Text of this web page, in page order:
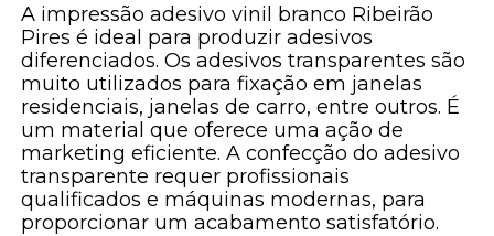
A impressão adesivo vinil branco Ribeirão
Pires é ideal para produzir adesivos
diferenciados. Os adesivos transparentes são
muito utilizados para fixação em janelas
residenciais, janelas de carro, entre outros. É
um material que oferece uma ação de
marketing eficiente. A confecção do adesivo
transparente requer profissionais
qualificados e máquinas modernas, para
proporcionar um acabamento satisfatório.